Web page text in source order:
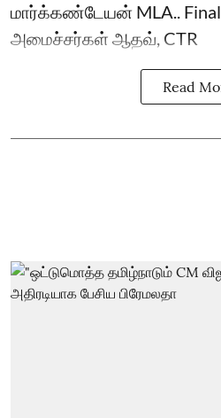
மார்க்கண்டேயன் MLA..
அமைச்சர்கள் ஆதவ், CTR
Read